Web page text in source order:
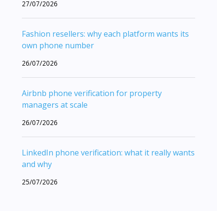
27/07/2026
Fashion resellers: why each platform wants its
own phone number
26/07/2026
Airbnb phone verification for property
managers at scale
26/07/2026
LinkedIn phone verification: what it really wants
and why
25/07/2026